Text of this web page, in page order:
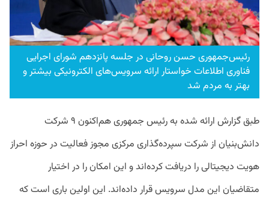
رئیس‌جمهوری حسن روحانی در جلسه پانزدهم شورای اجرایی
فناوری اطلاعات خواستار ارائه سرویس‌های الکترونیکی بیشتر و
بهتر به مردم شد
طبق گزارش ارائه شده به رئیس جمهوری هم‌اکنون ۹ شرکت
دانش‌بنیان از شرکت سپرده‌گذاری مرکزی مجوز فعالیت در حوزه احراز
هویت دیجیتالی را دریافت کرده‌اند و این امکان را در اختیار
متقاضیان این مدل سرویس قرار داده‌اند. این اولین باری است که